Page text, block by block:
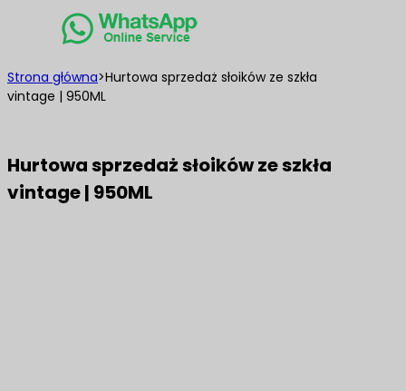
Strona główna>Hurtowa sprzedaż słoików ze szkła
vintage | 950ML
Hurtowa sprzedaż słoików ze szkła
vintage | 950ML